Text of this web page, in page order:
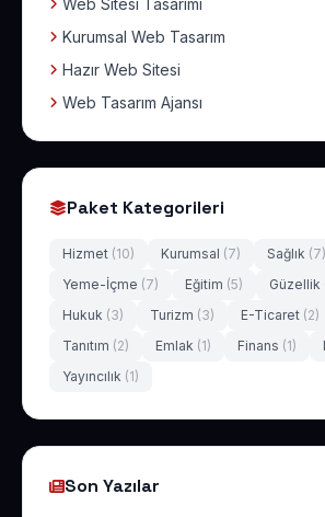
Web Sitesi Tasarımı
Kurumsal Web Tasarım
Hazır Web Sitesi
Web Tasarım Ajansı
Paket Kategorileri
Hizmet (10) Kurumsal (7) Sağlık (7)
Yeme-İçme (7) Eğitim (5) Güzellik
Hukuk (3) Turizm (3) E-Ticaret (2)
Tanıtım (2) Emlak (1) Finans (1)
Yayıncılık (1)
Son Yazılar